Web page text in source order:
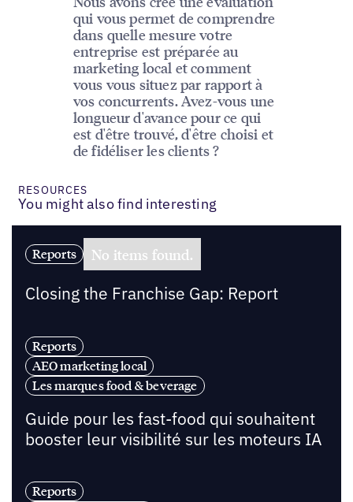
qui vous permet de comprendre
dans quelle mesure votre
entreprise est préparée au
marketing local et comment
vous vous situez par rapport à
vos concurrents. Avez-vous une
longueur d'avance pour ce qui
est d'être trouvé, d'être choisi et
de fidéliser les clients ?
RESOURCES
You might also find interesting
Reports No items found.
Closing the Franchise Gap: Report
Reports
AEO marketing local
Les marques food & beverage
Guide pour les fast-food qui souhaitent
booster leur visibilité sur les moteurs IA
Reports